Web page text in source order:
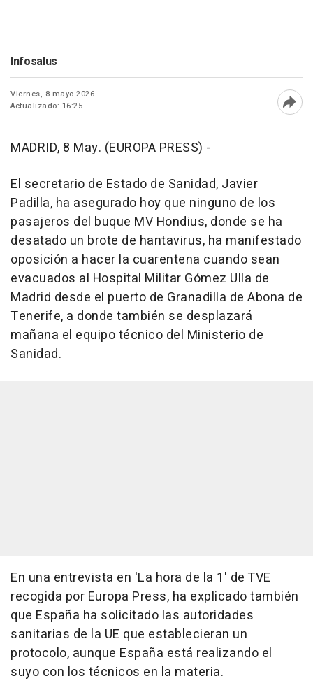
Infosalus
Viernes, 8 mayo 2026
Actualizado: 16:25
MADRID, 8 May. (EUROPA PRESS) -
El secretario de Estado de Sanidad, Javier
Padilla, ha asegurado hoy que ninguno de los
pasajeros del buque MV Hondius, donde se ha
desatado un brote de hantavirus, ha manifestado
oposición a hacer la cuarentena cuando sean
evacuados al Hospital Militar Gómez Ulla de
Madrid desde el puerto de Granadilla de Abona de
Tenerife, a donde también se desplazará
mañana el equipo técnico del Ministerio de
Sanidad.
En una entrevista en 'La hora de la 1' de TVE
recogida por Europa Press, ha explicado también
que España ha solicitado las autoridades
sanitarias de la UE que establecieran un
protocolo, aunque España está realizando el
suyo con los técnicos en la materia.